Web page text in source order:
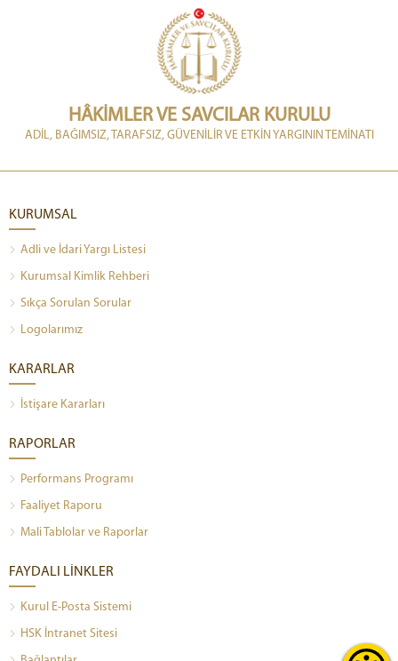
HÂKİMLER VE SAVCILAR KURULU
ADİL, BAĞIMSIZ, TARAFSIZ, GÜVENİLİR VE ETKİN YARGININ TEMİNATI
KURUMSAL
Adli ve İdari Yargı Listesi
Kurumsal Kimlik Rehberi
Sıkça Sorulan Sorular
Logolarımız
KARARLAR
İstişare Kararları
RAPORLAR
Performans Programı
Faaliyet Raporu
Mali Tablolar ve Raporlar
FAYDALI LİNKLER
Kurul E-Posta Sistemi
HSK İntranet Sitesi